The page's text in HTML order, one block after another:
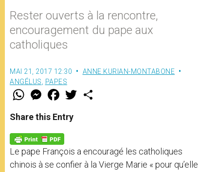
Rester ouverts à la rencontre,
encouragement du pape aux
catholiques
MAI 21, 2017 12:30
ANNE KURIAN-MONTABONE
ANGÉLUS, PAPES
W
t
s
p
p
M
e
s
e
g
e
r
F
a
e
b
o
k
w
Share this Entry
Le pape François a encouragé les catholiques
chinois à se confier à la Vierge Marie « pour qu’elle